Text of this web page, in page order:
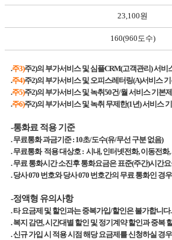
23,100원
160(960도수)
.주3)주2)의 부가서비스 및 심플CRM(고객관리) 서비
.주4)주2)의 부가서비스 및 오피스레터링(A)서비스
.주5)주2)의 부가서비스 및 녹취50건/월 서비스 기본
.주6)주2)의 부가서비스 및 녹취 무제한(1년) 서비스
-통화료 적용 기준
.무료통화 과금기준 : 10초/도수(유/무선 구분 없음)
.무료통화 적용 대상호 : 시내, 인터넷전화, 이동전화
.무료 통화시간 소진후 통화요금은 표준(주간)시간
.당사 070 번호와 당사 070 번호간의 무료 통화인 경
-정액형 유의사항
.타 요금제 및 할인과는 중복가입/할인은 불가합니다.
.복지 감면, 시간대별 할인 및 정기계약 할인과 중복
.신규 가입 시 적용 시점 해당 요금제를 신청하실 경